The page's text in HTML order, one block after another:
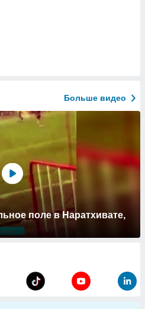
Больше видео
поле в Наратхивате,